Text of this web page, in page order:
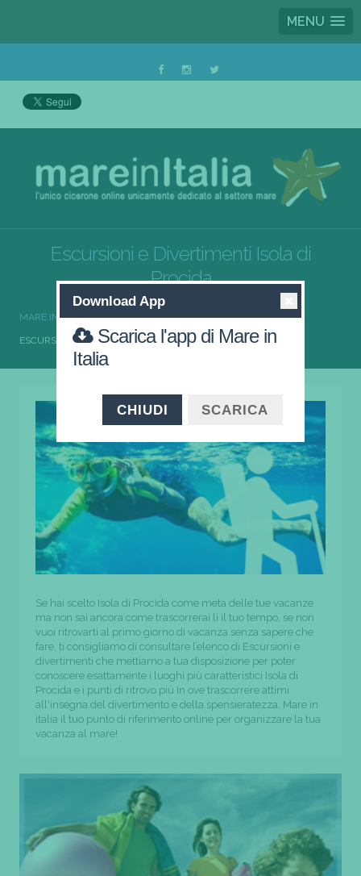
MENU
Escursioni e Divertimenti Isola di
Procida
MARE IN ITALIA ESCURSIONI E DIVERTIMENTI
ESCURSIONI E DIVERTIMENTI ISOLA DI PROCIDA
Se hai scelto Isola di Procida come meta delle tue vacanze
ma non sai ancora come trascorrerai lì il tuo tempo, se non
vuoi ritrovarti al primo giorno di vacanza senza sapere che
fare, ti consigliamo di consultare l’elenco di Escursioni e
divertimenti che mettiamo a tua disposizione per poter
conoscere esattamente i luoghi più caratteristici Isola di
Procida e i punti di ritrovo più In ove trascorrere attimi
all'insegna del divertimento e della spensieratezza. Mare in
italia il tuo punto di riferimento online per organizzare la tua
vacanza al mare!
Download App
Scarica l'app di Mare in
Italia
CHIUDI SCARICA